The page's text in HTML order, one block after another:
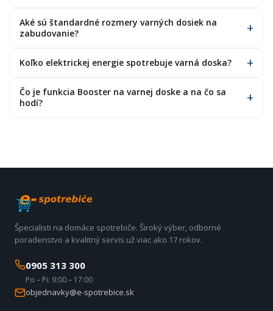
Aké sú štandardné rozmery varných dosiek na
zabudovanie?
Koľko elektrickej energie spotrebuje varná doska?
Čo je funkcia Booster na varnej doske a na čo sa
hodí?
Špecialisti na domáce spotrebiče. Široký výber, odborné
poradenstvo a kvalitný servis už viac ako 17 rokov.
0905 313 300
Po – Pi: 9:00 – 17:00
objednavky@e-spotrebice.sk